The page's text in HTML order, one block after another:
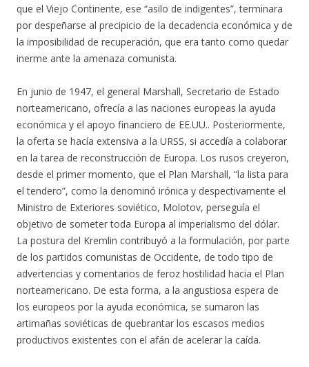
que el Viejo Continente, ese “asilo de indigentes”, terminara
por despeñarse al precipicio de la decadencia económica y de
la imposibilidad de recuperación, que era tanto como quedar
inerme ante la amenaza comunista.
En junio de 1947, el general Marshall, Secretario de Estado
norteamericano, ofrecía a las naciones europeas la ayuda
económica y el apoyo financiero de EE.UU.. Posteriormente,
la oferta se hacía extensiva a la URSS, si accedía a colaborar
en la tarea de reconstrucción de Europa. Los rusos creyeron,
desde el primer momento, que el Plan Marshall, “la lista para
el tendero”, como la denominó irónica y despectivamente el
Ministro de Exteriores soviético, Molotov, perseguía el
objetivo de someter toda Europa al imperialismo del dólar.
La postura del Kremlin contribuyó a la formulación, por parte
de los partidos comunistas de Occidente, de todo tipo de
advertencias y comentarios de feroz hostilidad hacia el Plan
norteamericano. De esta forma, a la angustiosa espera de
los europeos por la ayuda económica, se sumaron las
artimañas soviéticas de quebrantar los escasos medios
productivos existentes con el afán de acelerar la caída.